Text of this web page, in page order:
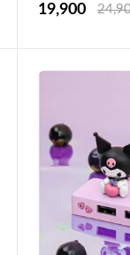
19,900